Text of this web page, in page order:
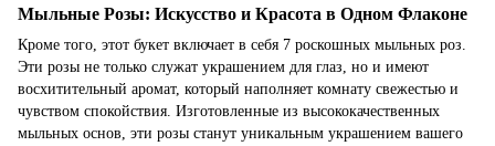
Мыльные Розы: Искусство и Красота в Одном Флаконе
Кроме того, этот букет включает в себя 7 роскошных мыльных роз.
Эти розы не только служат украшением для глаз, но и имеют
восхитительный аромат, который наполняет комнату свежестью и
чувством спокойствия. Изготовленные из высококачественных
мыльных основ, эти розы станут уникальным украшением вашего